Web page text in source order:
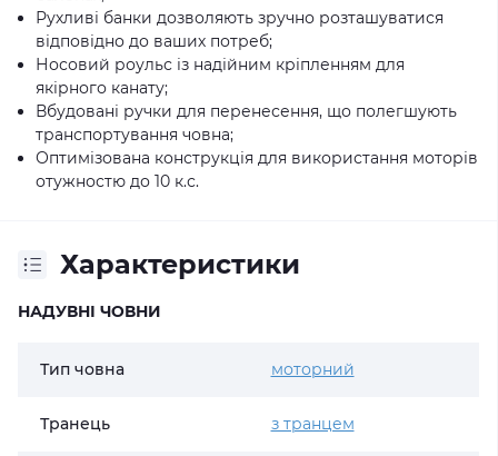
Рухливі банки дозволяють зручно розташуватися
відповідно до ваших потреб;
Носовий роульс із надійним кріпленням для
якірного канату;
Вбудовані ручки для перенесення, що полегшують
транспортування човна;
Оптимізована конструкція для використання моторів
отужностю до 10 к.с.
Характеристики
НАДУВНІ ЧОВНИ
Тип човна моторний
Транець з транцем